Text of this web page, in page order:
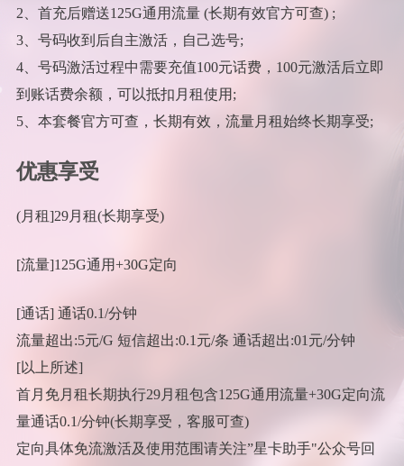
2、首充后赠送125G通用流量 (长期有效官方可查) ;
3、号码收到后自主激活，自己选号;
4、号码激活过程中需要充值100元话费，100元激活后立即
到账话费余额，可以抵扣月租使用;
5、本套餐官方可查，长期有效，流量月租始终长期享受;
优惠享受
(月租]29月租(长期享受)
[流量]125G通用+30G定向
[通话] 通话0.1/分钟
流量超出:5元/G 短信超出:0.1元/条 通话超出:01元/分钟
[以上所述]
首月免月租长期执行29月租包含125G通用流量+30G定向流
量通话0.1/分钟(长期享受，客服可查)
定向具体免流激活及使用范围请关注”星卡助手"公众号回